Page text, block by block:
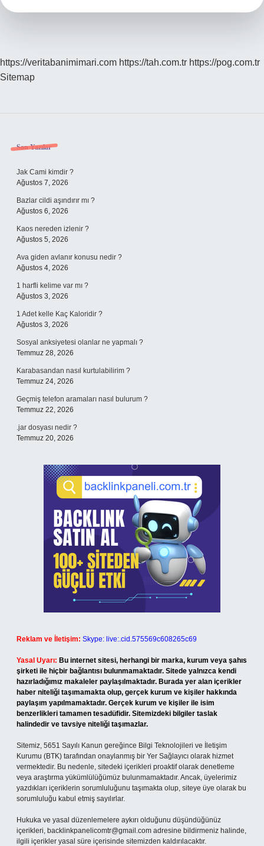
https://veritabanimimari.com https://tah.com.tr https://pog.com.tr
Sitemap
Sidebar
Son Yazılar
Jak Cami kimdir ?
Ağustos 7, 2026
Bazlar cildi aşındırır mı ?
Ağustos 6, 2026
Kaos nereden izlenir ?
Ağustos 5, 2026
Ava giden avlanır konusu nedir ?
Ağustos 4, 2026
1 harfli kelime var mı ?
Ağustos 3, 2026
1 Adet kelle Kaç Kaloridir ?
Ağustos 3, 2026
Sosyal anksiyetesi olanlar ne yapmalı ?
Temmuz 28, 2026
Karabasandan nasıl kurtulabilirim ?
Temmuz 24, 2026
Geçmiş telefon aramaları nasıl bulurum ?
Temmuz 22, 2026
.jar dosyası nedir ?
Temmuz 20, 2026
Reklam ve İletişim: Skype: live:.cid.575569c608265c69
Yasal Uyarı: Bu internet sitesi, herhangi bir marka, kurum veya şahıs
şirketi ile hiçbir bağlantısı bulunmamaktadır. Sitede yalnızca kendi
hazırladığımız makaleler paylaşılmaktadır. Burada yer alan içerikler
haber niteliği taşımamakta olup, gerçek kurum ve kişiler hakkında
paylaşım yapılmamaktadır. Gerçek kurum ve kişiler ile isim
benzerlikleri tamamen tesadüfidir. Sitemizdeki bilgiler taslak
halindedir ve tavsiye niteliği taşımazlar.
Sitemiz, 5651 Sayılı Kanun gereğince Bilgi Teknolojileri ve İletişim
Kurumu (BTK) tarafından onaylanmış bir Yer Sağlayıcı olarak hizmet
vermektedir. Bu nedenle, sitedeki içerikleri proaktif olarak denetleme
veya araştırma yükümlülüğümüz bulunmamaktadır. Ancak, üyelerimiz
yazdıkları içeriklerin sorumluluğunu taşımakta olup, siteye üye olarak bu
sorumluluğu kabul etmiş sayılırlar.
Hukuka ve yasal düzenlemelere aykırı olduğunu düşündüğünüz
içerikleri, backlinkpanelicomtr@gmail.com adresine bildirmeniz halinde,
ilgili içerikler yasal süre içerisinde sitemizden kaldırılacaktır.